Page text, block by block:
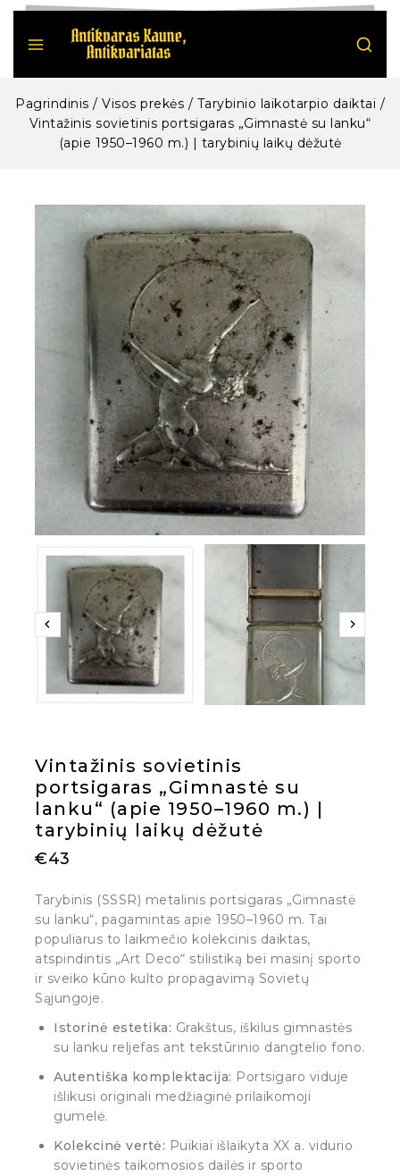
Pagrindinis / Visos prekės / Tarybinio laikotarpio daiktai /
Vintažinis sovietinis portsigaras „Gimnastė su lanku“
(apie 1950–1960 m.) | tarybinių laikų dėžutė
Vintažinis sovietinis
portsigaras „Gimnastė su
lanku“ (apie 1950–1960 m.) |
tarybinių laikų dėžutė
€43
Tarybinis (SSSR) metalinis portsigaras „Gimnastė
su lanku“, pagamintas apie 1950–1960 m. Tai
populiarus to laikmečio kolekcinis daiktas,
atspindintis „Art Deco“ stilistiką bei masinį sporto
ir sveiko kūno kulto propagavimą Sovietų
Sąjungoje.
Istorinė estetika: Grakštus, iškilus gimnastės
su lanku reljefas ant tekstūrinio dangtelio fono.
Autentiška komplektacija: Portsigaro viduje
išlikusi originali medžiaginė prilaikomoji
gumelė.
Kolekcinė vertė: Puikiai išlaikyta XX a. vidurio
sovietinės taikomosios dailės ir sporto